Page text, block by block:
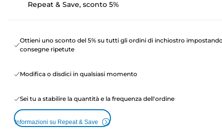
Repeat & Save, sconto 5%
Ottieni uno sconto del 5% su tutti gli ordini di inchiostro
consegne ripetute
Modifica o disdici in qualsiasi momento
Sei tu a stabilire la quantità e la frequenza dell'ordine
Informazioni su Repeat & Save